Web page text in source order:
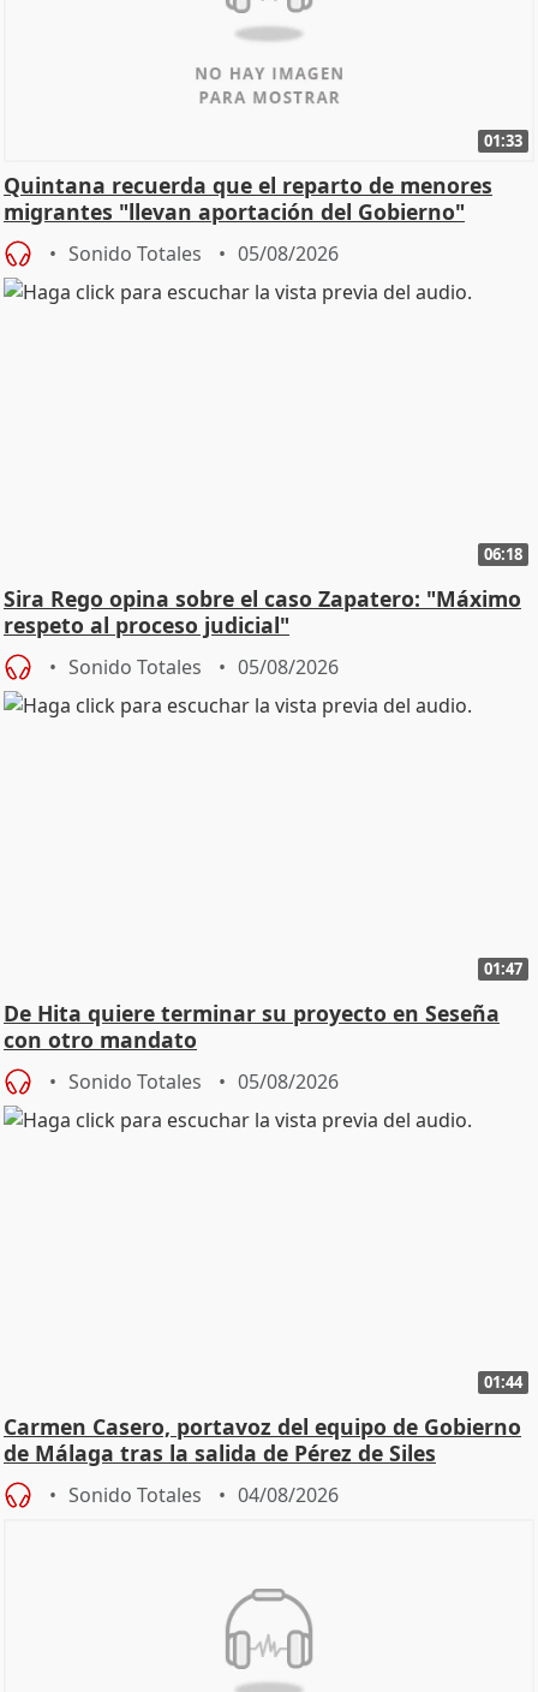
01:33
Quintana recuerda que el reparto de menores
migrantes "llevan aportación del Gobierno"
central
Sonido Totales 05/08/2026
06:18
Sira Rego opina sobre el caso Zapatero: "Máximo
respeto al proceso judicial"
Sonido Totales 05/08/2026
01:47
De Hita quiere terminar su proyecto en Seseña
con otro mandato
Sonido Totales 05/08/2026
01:44
Carmen Casero, portavoz del equipo de Gobierno
de Málaga tras la salida de Pérez de Siles
Sonido Totales 04/08/2026